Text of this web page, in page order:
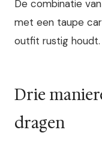
De combinatie
met een taupe
outfit rustig houdt.
Drie
dragen